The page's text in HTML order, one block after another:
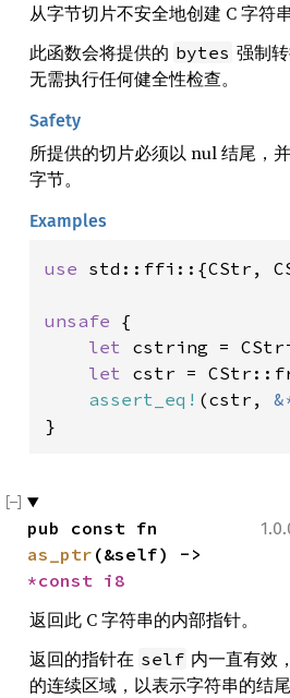
从字节切片不安全地创建 C 字符串
此函数会将提供的 bytes 强制
无需执行任何健全性检查。
Safety
所提供的切片必须以 nul 结尾，
字节。
Examples
use std::ffi::{CStr,
unsafe {
let cstring =
let cstr =
assert_eq! (cstr,
}
as_ptr
*const i8
返回此 C 字符串的内部指针。
返回的指针在 self 内一直有效
的连续区域，以表示字符串的结尾